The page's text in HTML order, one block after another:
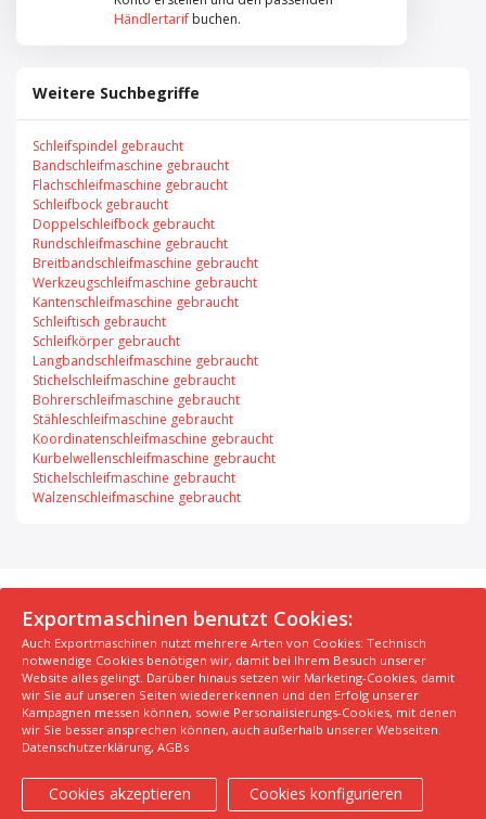
Händlertarif buchen.
Weitere Suchbegriffe
Schleifspindel gebraucht
Bandschleifmaschine gebraucht
Flachschleifmaschine gebraucht
Schleifbock gebraucht
Doppelschleifbock gebraucht
Rundschleifmaschine gebraucht
Breitbandschleifmaschine gebraucht
Werkzeugschleifmaschine gebraucht
Kantenschleifmaschine gebraucht
Schleiftisch gebraucht
Schleifkörper gebraucht
Langbandschleifmaschine gebraucht
Stichelschleifmaschine gebraucht
Bohrerschleifmaschine gebraucht
Stähleschleifmaschine gebraucht
Koordinatenschleifmaschine gebraucht
Kurbelwellenschleifmaschine gebraucht
Stichelschleifmaschine gebraucht
Walzenschleifmaschine gebraucht
© 2026 Exportmaschinen.de
Über uns
AGB Datenschutzerklärung
FAQ
Impressum
Hersteller
Unsere Top Maschinen #1
Unsere Top Maschinen #2
Unsere Top Maschinen #3
Kontaktiere uns
Kindergarten in der Nähe finden
Exportmaschinen benutzt Cookies:
Auch Exportmaschinen nutzt mehrere Arten von Cookies: Technisch
notwendige Cookies benötigen wir, damit bei Ihrem Besuch unserer
Website alles gelingt. Darüber hinaus setzen wir Marketing-Cookies, damit
wir Sie auf unseren Seiten wiedererkennen und den Erfolg unserer
Kampagnen messen können, sowie Personalisierungs-Cookies, mit denen
wir Sie besser ansprechen können, auch außerhalb unserer Webseiten.
Datenschutzerklärung, AGBs
Cookies akzeptieren Cookies konfigurieren